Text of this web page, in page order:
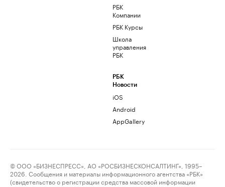
РБК
Компании
РБК Курсы
Школа
управления
РБК
РБК
Новости
iOS
Android
AppGallery
© ООО «БИЗНЕСПРЕСС», АО «РОСБИЗНЕСКОНСАЛТИНГ», 1995–
2026. Сообщения и материалы информационного агентства «РБК»
(свидетельство о регистрации средства массовой информации